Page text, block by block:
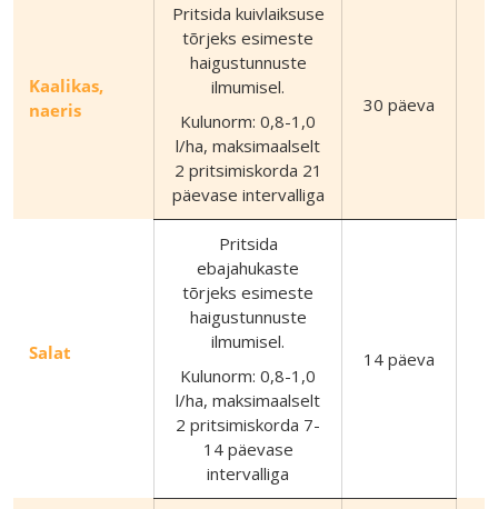
Kaalikas,
naeris
Pritsida kuivlaiksuse
tõrjeks esimeste
haigustunnuste
ilmumisel.
Kulunorm: 0,8-1,0
l/ha, maksimaalselt
2 pritsimiskorda 21
päevase intervalliga
30 päeva
Salat
Pritsida
ebajahukaste
tõrjeks esimeste
haigustunnuste
ilmumisel.
Kulunorm: 0,8-1,0
l/ha, maksimaalselt
2 pritsimiskorda 7-
14 päevase
intervalliga
14 päeva